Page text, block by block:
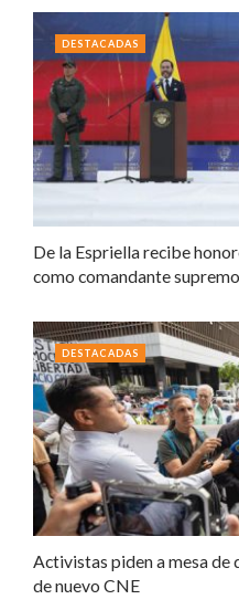
De la Espriella recibe
como comandante supremo
DESTACADAS
Activistas piden a mesa de
de nuevo CNE
DESTACADAS